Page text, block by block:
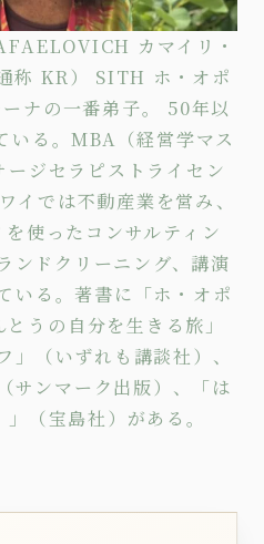
カマイリ・
称 KR） SITH ホ・オポ
ナの一番弟子。 50年以
いる。MBA（経営学マス
ジセラピストライセン
イでは不動産業を営み、
使った コンサルティン
ランドクリーニング、講演
いる。著書に 「ホ・オポ
うの自分を生きる旅」
」
（いずれも講談社）、
（サンマーク出版）、
「は
（宝島社）がある。